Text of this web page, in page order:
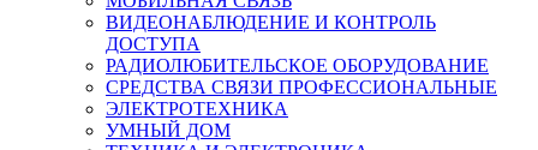
ВИДЕОНАБЛЮДЕНИЕ И КОНТРОЛЬ
ДОСТУПА
РАДИОЛЮБИТЕЛЬСКОЕ ОБОРУДОВАНИЕ
СРЕДСТВА СВЯЗИ ПРОФЕССИОНАЛЬНЫЕ
ЭЛЕКТРОТЕХНИКА
УМНЫЙ ДОМ